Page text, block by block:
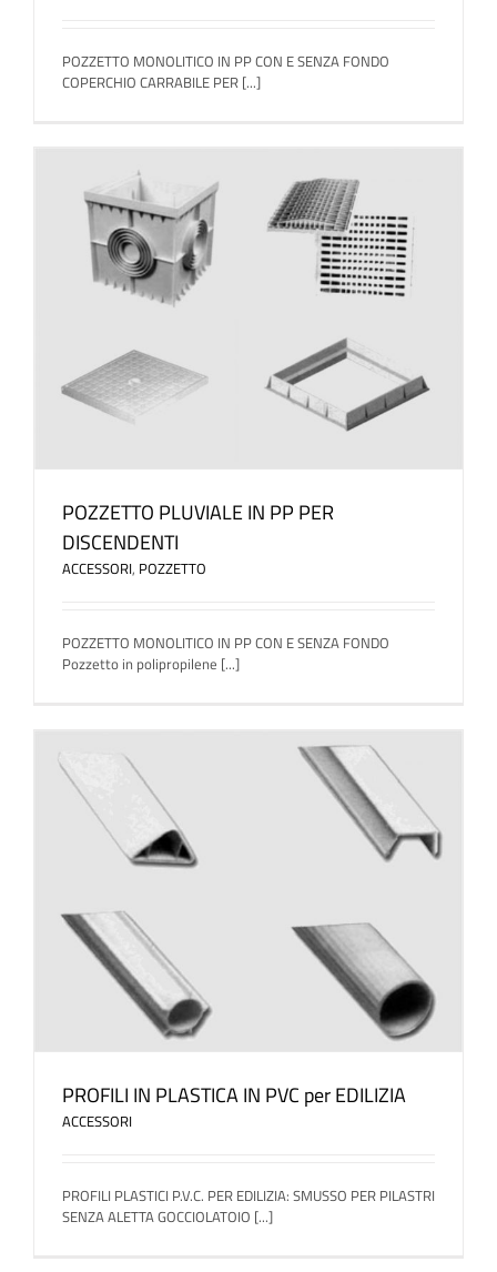
POZZETTO MONOLITICO IN PP CON E SENZA FONDO
COPERCHIO CARRABILE PER [...]
POZZETTO PLUVIALE IN PP PER
DISCENDENTI
ACCESSORI, POZZETTO
POZZETTO MONOLITICO IN PP CON E SENZA FONDO
Pozzetto in polipropilene [...]
PROFILI IN PLASTICA IN PVC per EDILIZIA
ACCESSORI
PROFILI PLASTICI P.V.C. PER EDILIZIA: SMUSSO PER PILASTRI
SENZA ALETTA GOCCIOLATOIO [...]